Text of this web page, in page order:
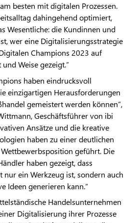
besten mit digitalen Prozessen.
dahingehend optimiert,
Wesentliche: die Kundinnen und
wer eine Digitalisierungsstrategie
Champions 2023 auf
Weise gezeigt.”
haben eindrucksvoll
einzigartigen Herausforderungen
gemeistert werden können“,
Geschäftsführer von ibi
Ansätze und die kreative
haben zu einer deutlichen
geführt. Die
haben gezeigt, dass
ein Werkzeug ist, sondern auch
Ideen generieren kann.“
Handelsunternehmen
Digitalisierung ihrer Prozesse